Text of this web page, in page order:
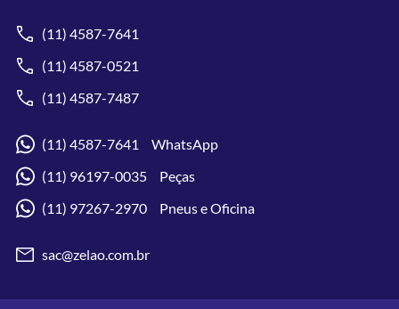
(11) 4587-7641
(11) 4587-0521
(11) 4587-7487
(11) 4587-7641 WhatsApp
(11) 96197-0035 Peças
(11) 97267-2970 Pneus e Oficina
sac@zelao.com.br